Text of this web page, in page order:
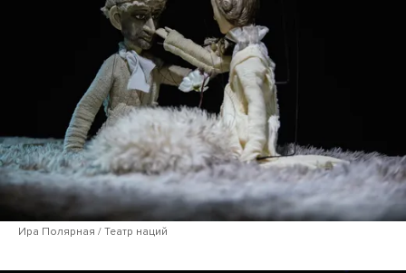
Ира Полярная / Театр наций